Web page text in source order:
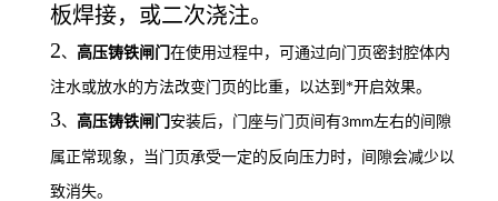
板焊接，或二次浇注。
2、 高压铸铁闸门 在使用过程中，可通过向门页密封腔体内
注水或放水的方法改变门页的比重，以达到*开启效果。
3、 高压铸铁闸门 安装后，门座与门页间有3mm左右的间隙
属正常现象，当门页承受一定的反向压力时，间隙会减少以
致消失。